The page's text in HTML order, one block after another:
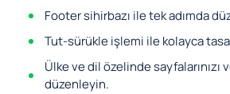
Footer sihirbazı ile tek adımda
Tut-sürükle işlemi ile kolayca
Ülke ve dil özelinde sayfalarınızı
düzenleyin.